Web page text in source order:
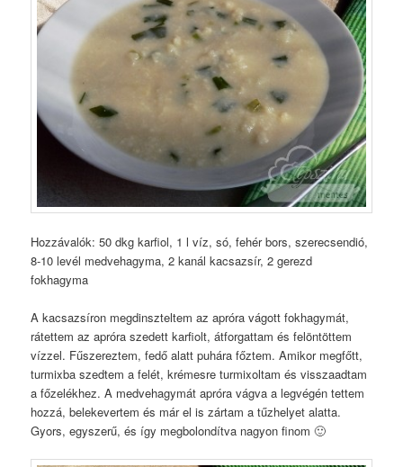
Hozzávalók: 50 dkg karfiol, 1 l víz, só, fehér bors, szerecsendió,
8-10 levél medvehagyma, 2 kanál kacsazsír, 2 gerezd
fokhagyma
A kacsazsíron megdinszteltem az apróra vágott fokhagymát,
rátettem az apróra szedett karfiolt, átforgattam és felöntöttem
vízzel. Fűszereztem, fedő alatt puhára főztem. Amikor megfőtt,
turmixba szedtem a felét, krémesre turmixoltam és visszaadtam
a főzelékhez. A medvehagymát apróra vágva a legvégén tettem
hozzá, belekevertem és már el is zártam a tűzhelyet alatta.
Gyors, egyszerű, és így megbolondítva nagyon finom 🙂